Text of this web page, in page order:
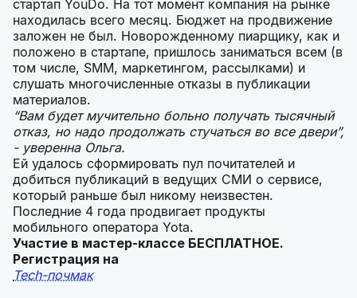
стартап YouDo. На тот момент компания на рынке
находилась всего месяц. Бюджет на продвижение
заложен не был. Новорожденному пиарщику, как и
положено в стартапе, пришлось заниматься всем (в
том числе, SMM, маркетингом, рассылками) и
слушать многочисленные отказы в публикации
материалов.
“Вам будет мучительно больно получать тысячный
отказ, но надо продолжать стучаться во все двери”,
- уверенна Ольга.
Ей удалось сформировать пул почитателей и
добиться публикаций в ведущих СМИ о сервисе,
который раньше был никому неизвестен.
Последние 4 года продвигает продукты
мобильного оператора Yota.
Участие в мастер-классе БЕСПЛАТНОЕ.
Регистрация на
Tech-почмак